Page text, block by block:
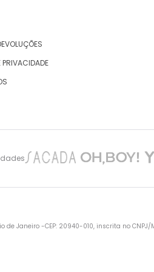
PRIVACIDADE
de Janeiro -CEP: 20940-010, inscrita no